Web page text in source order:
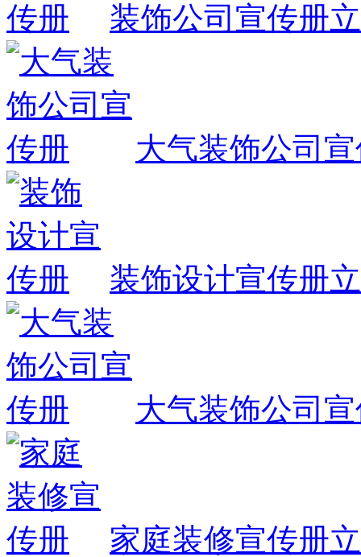
装饰公司宣传册
大气装饰公司
装饰设计宣传册
大气装饰公司
家庭装修宣传册